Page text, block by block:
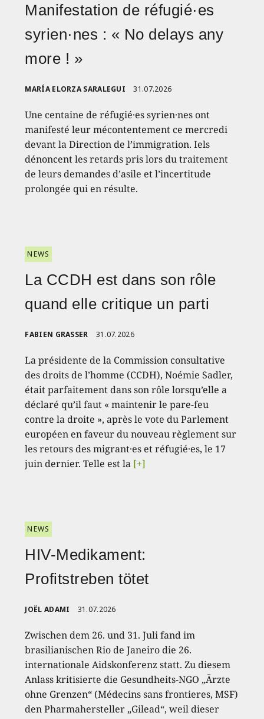
Manifestation de réfugié·es
syrien·nes : « No delays any
more ! »
MARÍA ELORZA SARALEGUI 31.07.2026
Une centaine de réfugié·es syrien·nes ont
manifesté leur mécontentement ce mercredi
devant la Direction de l’immigration. Iels
dénoncent les retards pris lors du traitement
de leurs demandes d’asile et l’incertitude
prolongée qui en résulte.
NEWS
La CCDH est dans son rôle
quand elle critique un parti
FABIEN GRASSER 31.07.2026
La présidente de la Commission consultative
des droits de l’homme (CCDH), Noémie Sadler,
était parfaitement dans son rôle lorsqu’elle a
déclaré qu’il faut « maintenir le pare-feu
contre la droite », après le vote du Parlement
européen en faveur du nouveau règlement sur
les retours des migrant·es et réfugié·es, le 17
juin dernier. Telle est la [+]
NEWS
HIV-Medikament:
Profitstreben tötet
JOËL ADAMI 31.07.2026
Zwischen dem 26. und 31. Juli fand im
brasilianischen Rio de Janeiro die 26.
internationale Aidskonferenz statt. Zu diesem
Anlass kritisierte die Gesundheits-NGO „Ärzte
ohne Grenzen“ (Médecins sans frontieres, MSF)
den Pharmahersteller „Gilead“, weil dieser